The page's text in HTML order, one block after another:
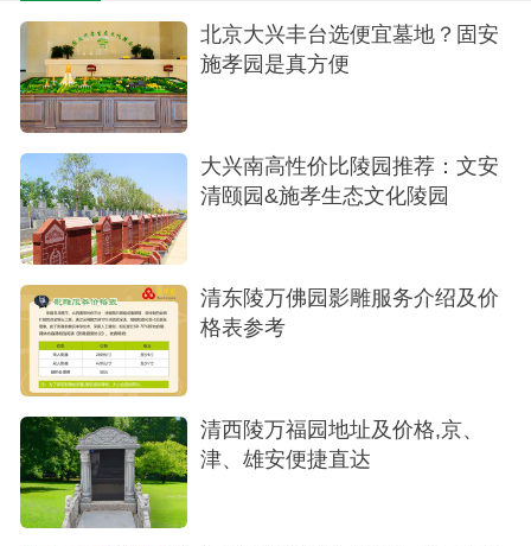
园区道路
善寿园墓型与2025年11月价格预报
根据当前市场趋势与园区定位，善寿园作为高
端艺术墓区，其价格区间主要集中在20万至30万元
人民币之间。以下是基于现有信息的几种代表性艺
术墓型及其2025年11月价格：
花好月圆设计温馨圆满，常以花卉与圆月为元
素，象征家庭和睦、生命圆满，适合追求祥和、美
满人生的逝者。296,880
北京大兴丰台选便宜墓地？固安
施孝园是真方便
大兴南高性价比陵园推荐：文安
清颐园&施孝生态文化陵园
清东陵万佛园影雕服务介绍及价
格表参考
清西陵万福园地址及价格,京、
津、雄安便捷直达